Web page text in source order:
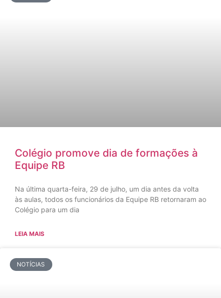
Colégio promove dia de formações à
Equipe RB
Na última quarta-feira, 29 de julho, um dia antes da volta
às aulas, todos os funcionários da Equipe RB retornaram ao
Colégio para um dia
LEIA MAIS
NOTÍCIAS